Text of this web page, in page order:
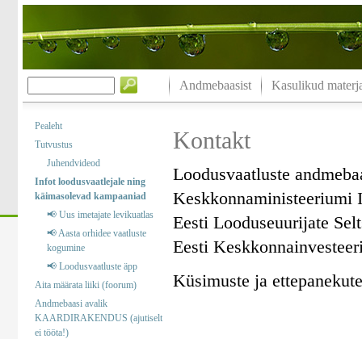
Andmebaasist Kasulikud
Pealeht
Tutvustus
Juhendvideod
Infot loodusvaatlejale ning
käimasolevad kampaaniad
📢 Uus imetajate levikuatlas
📢 Aasta orhidee vaatluste
kogumine
📢 Loodusvaatluste äpp
Aita määrata liiki (foorum)
Andmebaasi avalik
KAARDIRAKENDUS (ajutiselt
ei tööta!)
Kontakt
Loodusvaatluste
Keskkonnaministeeriumi
Eesti Looduseuurijate
Eesti
Küsimuste ja